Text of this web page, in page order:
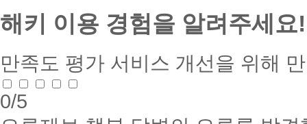
해키 이용 경험을 알려주세요!
만족도 평가 서비스 개선을 위해
0/5